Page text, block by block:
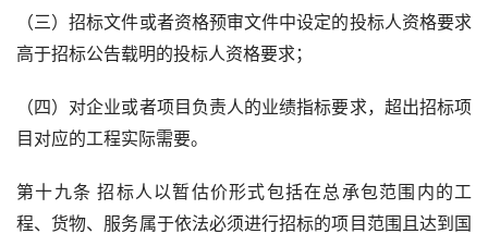
（三）招标文件或者资格预审文件中设定的投标人资格要求
高于招标公告载明的投标人资格要求；
（四）对企业或者项目负责人的业绩指标要求，超出招标项
目对应的工程实际需要。
第十九条 招标人以暂估价形式包括在总承包范围内的工
程、货物、服务属于依法必须进行招标的项目范围且达到国